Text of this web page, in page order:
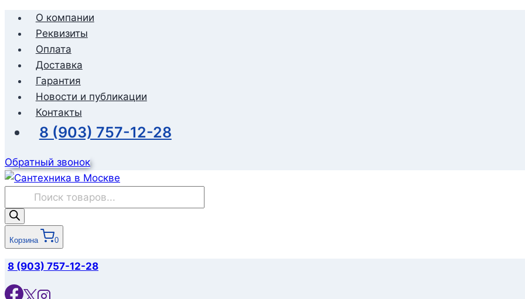
Перейти
содержимому
О компании
Реквизиты
Оплата
Доставка
Гарантия
Новости и публикации
Контакты
8 (903) 757-12-28
Обратный звонок
товаров
Корзина 0
8 (903) 757-12-28